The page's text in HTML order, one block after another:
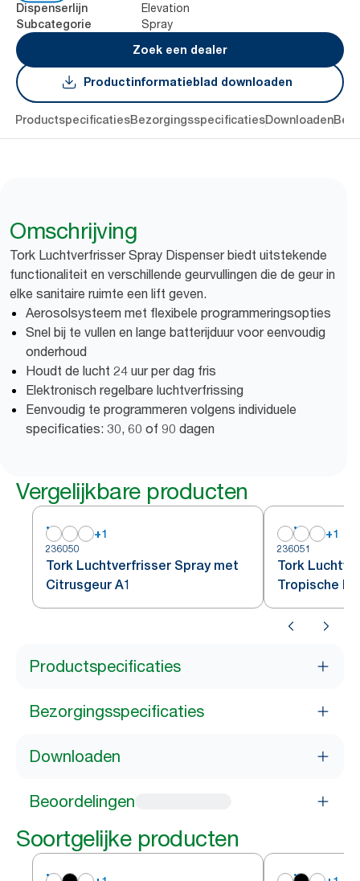
Dispenserlijn Elevation
Subcategorie
Spray
Zoek een dealer
Productinformatieblad downloaden
ProductspecificatiesBezorgingsspecificatiesDownloaden
Omschrijving
Tork Luchtverfrisser Spray Dispenser biedt uitstekende
functionaliteit en verschillende geurvullingen die de geur in
elke sanitaire ruimte een lift geven.
Aerosolsysteem met flexibele programmeringsopties
Snel bij te vullen en lange batterijduur voor eenvoudig
onderhoud
Houdt de lucht 24 uur per dag fris
Elektronisch regelbare luchtverfrissing
Eenvoudig te programmeren volgens individuele
specificaties: 30, 60 of 90 dagen
Vergelijkbare producten
+1
236050
Tork Luchtverfrisser Spray met
Citrusgeur A1
+1
236051
Tork
Tropische
Productspecificaties
Bezorgingsspecificaties
Downloaden
Beoordelingen
Soortgelijke producten